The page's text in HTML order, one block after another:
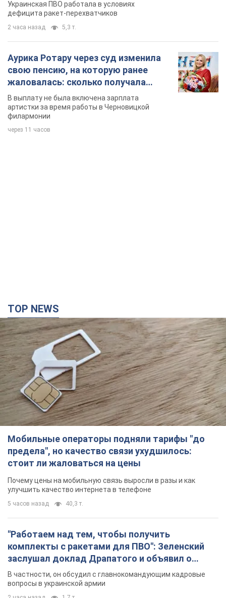
артистки за время работы в Черновицкой
филармонии
через 11 часов
Мобильные операторы подняли тарифы "до
предела", но качество связи ухудшилось:
стоит ли жаловаться на цены
Почему цены на мобильную связь выросли в разы и как
улучшить качество интернета в телефоне
5 часов назад 40,3 т.
"Работаем над тем, чтобы получить
комплекты с ракетами для ПВО": Зеленский
заслушал доклад Драпатого и объявил о
вопросы в украинской армии
В оккупированной Ялте прогремели мощные
взрывы: поднимается черный дым. Фото и
видео
4 часа назад 5,1 т.